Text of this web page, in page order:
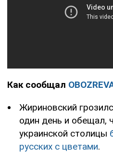
Как сообщал
Жириновский
один день и обещал,
украинской столицы
русских с цветами.